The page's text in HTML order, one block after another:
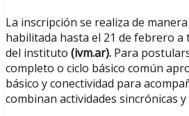
La inscripción se realiza de
habilitada hasta el 21 de febrero a
del instituto (ivm.ar). Para
completo o ciclo básico común
básico y conectividad para
combinan actividades sincrónicas